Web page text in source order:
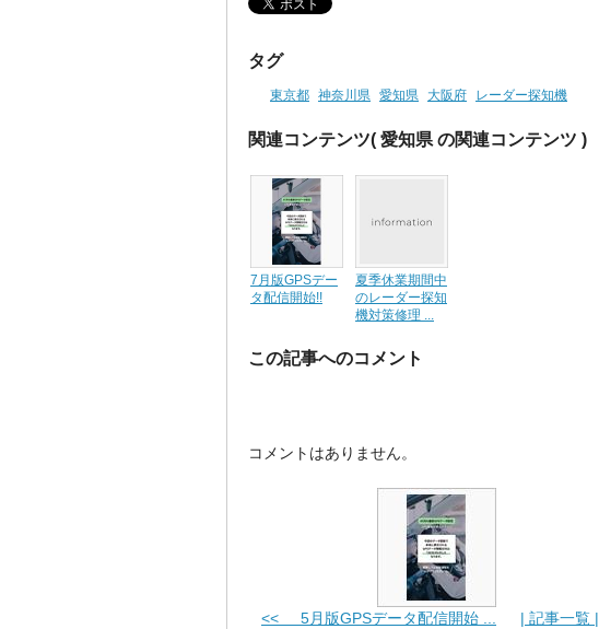
タグ
東京都 神奈川県 愛知県 大阪府 レーダー探知機
関連コンテンツ( 愛知県 の関連コンテンツ )
7月版GPSデー
タ配信開始!!
夏季休業期間中
のレーダー探知
機対策修理 ...
この記事へのコメント
コメントはありません。
<< 5月版GPSデータ配信開始 ... | 記事一覧 |